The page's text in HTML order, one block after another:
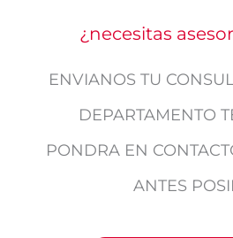
¿necesitas
ENVIANOS TU
DEPARTAMENTO
PONDRA EN
ANTES